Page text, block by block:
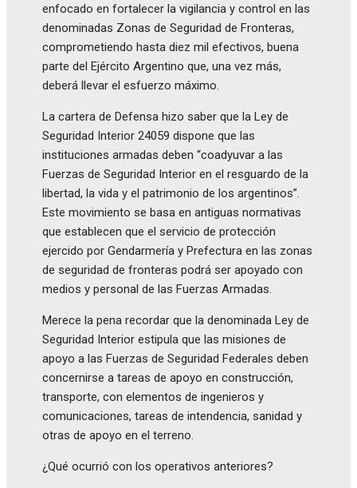
enfocado en fortalecer la vigilancia y control en las
denominadas Zonas de Seguridad de Fronteras,
comprometiendo hasta diez mil efectivos, buena
parte del Ejército Argentino que, una vez más,
deberá llevar el esfuerzo máximo.
La cartera de Defensa hizo saber que la Ley de
Seguridad Interior 24059 dispone que las
instituciones armadas deben “coadyuvar a las
Fuerzas de Seguridad Interior en el resguardo de la
libertad, la vida y el patrimonio de los argentinos”.
Este movimiento se basa en antiguas normativas
que establecen que el servicio de protección
ejercido por Gendarmería y Prefectura en las zonas
de seguridad de fronteras podrá ser apoyado con
medios y personal de las Fuerzas Armadas.
Merece la pena recordar que la denominada Ley de
Seguridad Interior estipula que las misiones de
apoyo a las Fuerzas de Seguridad Federales deben
concernirse a tareas de apoyo en construcción,
transporte, con elementos de ingenieros y
comunicaciones, tareas de intendencia, sanidad y
otras de apoyo en el terreno.
¿Qué ocurrió con los operativos anteriores?